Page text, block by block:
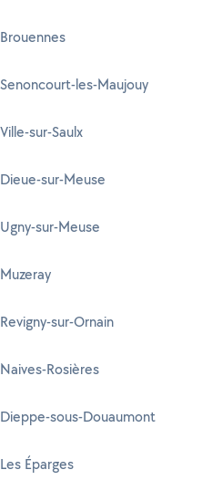
les-Maujouy
sur-Saulx
sur-Meuse
sur-Meuse
sur-Ornain
Rosières
sous-Douaumont
Éparges